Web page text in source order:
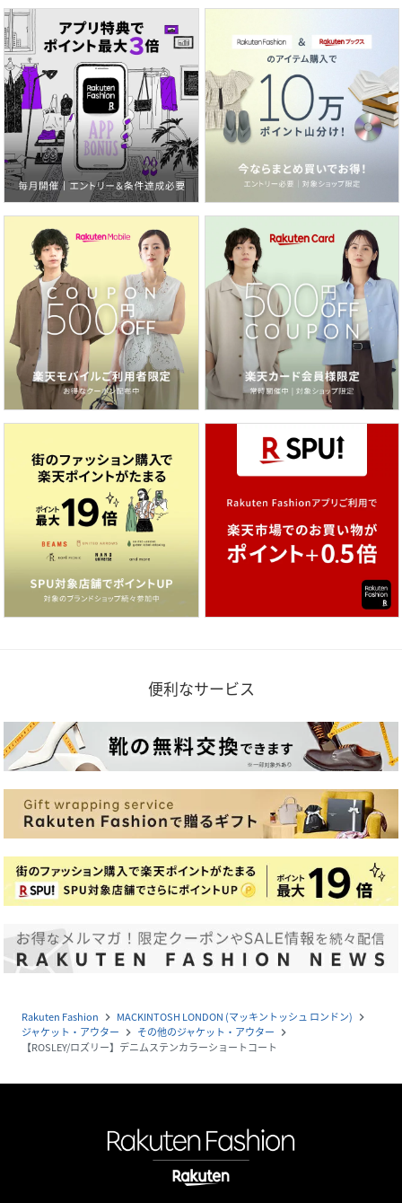
便利なサービス
Rakuten Fashion navigate_next MACKINTOSH LONDON (マッキントッシュ ロンドン) navigate_next
ジャケット・アウター navigate_next その他のジャケット・アウター navigate_next
【ROSLEY/ロズリー】デニムステンカラーショートコート